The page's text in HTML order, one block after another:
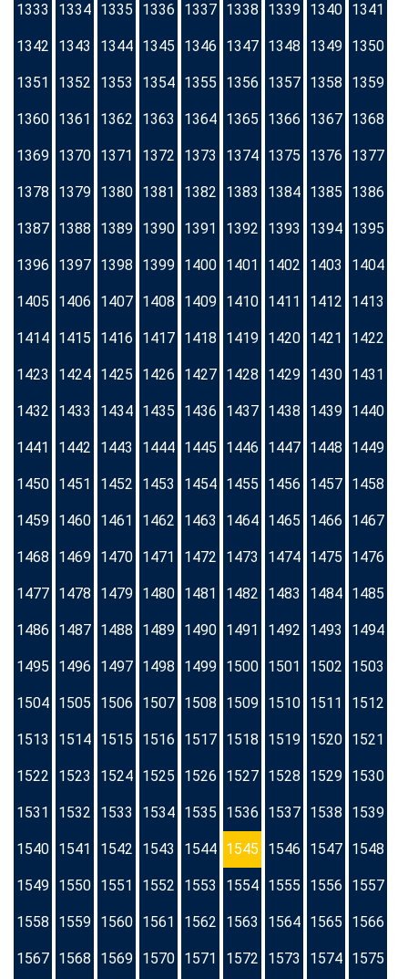
1333 1334 1335 1336 1337 1338 1339 1340 1341
1342 1343 1344 1345 1346 1347 1348 1349 1350
1351 1352 1353 1354 1355 1356 1357 1358 1359
1360 1361 1362 1363 1364 1365 1366 1367 1368
1369 1370 1371 1372 1373 1374 1375 1376 1377
1378 1379 1380 1381 1382 1383 1384 1385 1386
1387 1388 1389 1390 1391 1392 1393 1394 1395
1396 1397 1398 1399 1400 1401 1402 1403 1404
1405 1406 1407 1408 1409 1410 1411 1412 1413
1414 1415 1416 1417 1418 1419 1420 1421 1422
1423 1424 1425 1426 1427 1428 1429 1430 1431
1432 1433 1434 1435 1436 1437 1438 1439 1440
1441 1442 1443 1444 1445 1446 1447 1448 1449
1450 1451 1452 1453 1454 1455 1456 1457 1458
1459 1460 1461 1462 1463 1464 1465 1466 1467
1468 1469 1470 1471 1472 1473 1474 1475 1476
1477 1478 1479 1480 1481 1482 1483 1484 1485
1486 1487 1488 1489 1490 1491 1492 1493 1494
1495 1496 1497 1498 1499 1500 1501 1502 1503
1504 1505 1506 1507 1508 1509 1510 1511 1512
1513 1514 1515 1516 1517 1518 1519 1520 1521
1522 1523 1524 1525 1526 1527 1528 1529 1530
1531 1532 1533 1534 1535 1536 1537 1538 1539
1540 1541 1542 1543 1544 1545 1546 1547 1548
1549 1550 1551 1552 1553 1554 1555 1556 1557
1558 1559 1560 1561 1562 1563 1564 1565 1566
1567 1568 1569 1570 1571 1572 1573 1574 1575